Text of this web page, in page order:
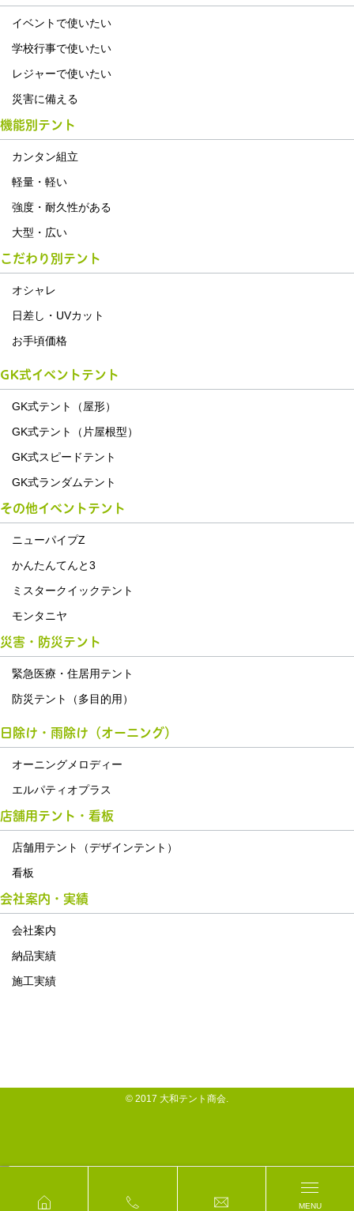
MENU
イベントで使いたい
学校行事で使いたい
レジャーで使いたい
災害に備える
機能別テント
カンタン組立
軽量・軽い
強度・耐久性がある
大型・広い
こだわり別テント
オシャレ
日差し・UVカット
お手頃価格
GK式イベントテント
GK式テント（屋形）
GK式テント（片屋根型）
GK式スピードテント
GK式ランダムテント
その他イベントテント
ニューパイプZ
かんたんてんと3
ミスタークイックテント
モンタニヤ
災害・防災テント
緊急医療・住居用テント
防災テント（多目的用）
日除け・雨除け（オーニング）
オーニングメロディー
エルパティオプラス
店舗用テント・看板
店舗用テント（デザインテント）
看板
会社案内・実績
会社案内
納品実績
施工実績
© 2017 大和テント商会.